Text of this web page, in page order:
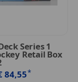
Series 1
Retail Box
84,55*